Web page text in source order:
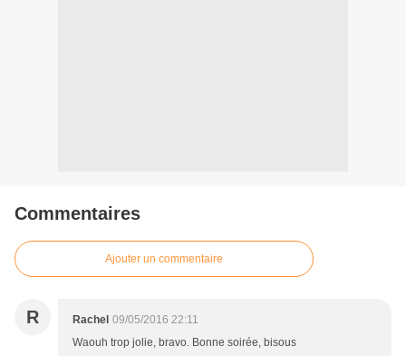
Commentaires
Ajouter un commentaire
R Rachel 09/05/2016 22:11
Waouh trop jolie, bravo. Bonne soirée, bisous